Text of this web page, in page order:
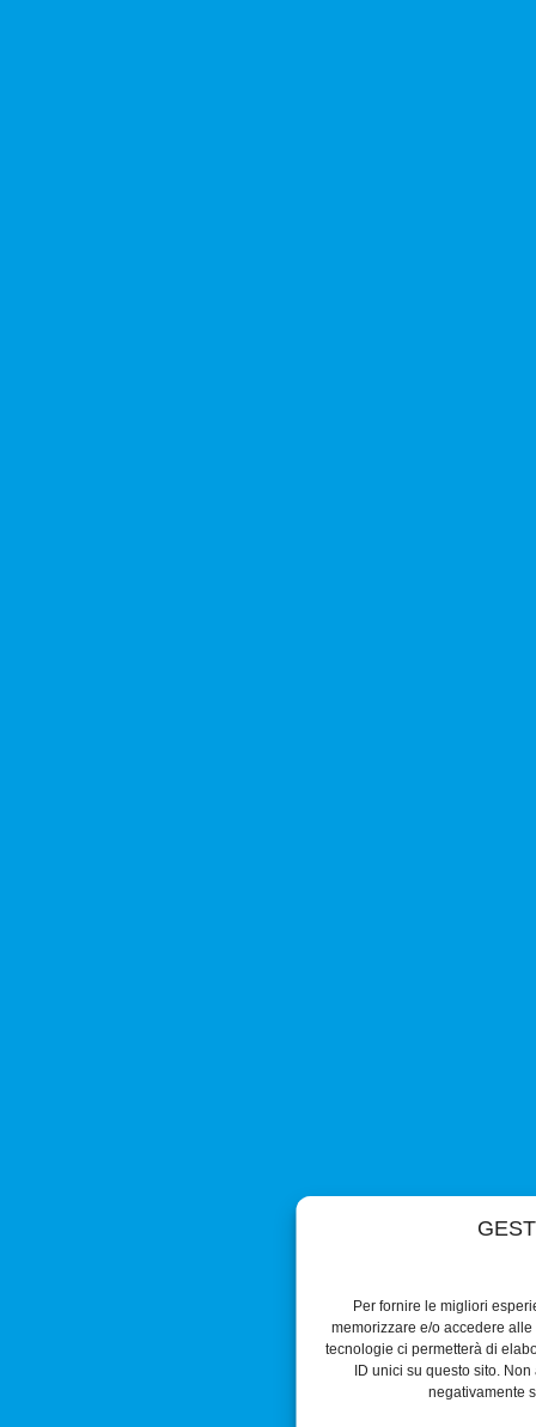
Per fornire le migliori
memorizzare e/o accedere
tecnologie ci permetterà di
ID unici su questo sito.
negativamente